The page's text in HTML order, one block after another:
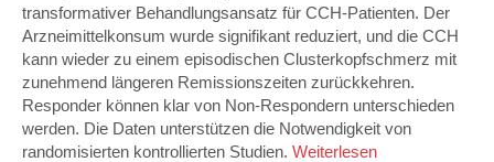
transformativer Behandlungsansatz für CCH-Patienten. Der
Arzneimittelkonsum wurde signifikant reduziert, und die CCH
kann wieder zu einem episodischen Clusterkopfschmerz mit
zunehmend längeren Remissionszeiten zurückkehren.
Responder können klar von Non-Respondern unterschieden
werden. Die Daten unterstützen die Notwendigkeit von
randomisierten kontrollierten Studien. Weiterlesen